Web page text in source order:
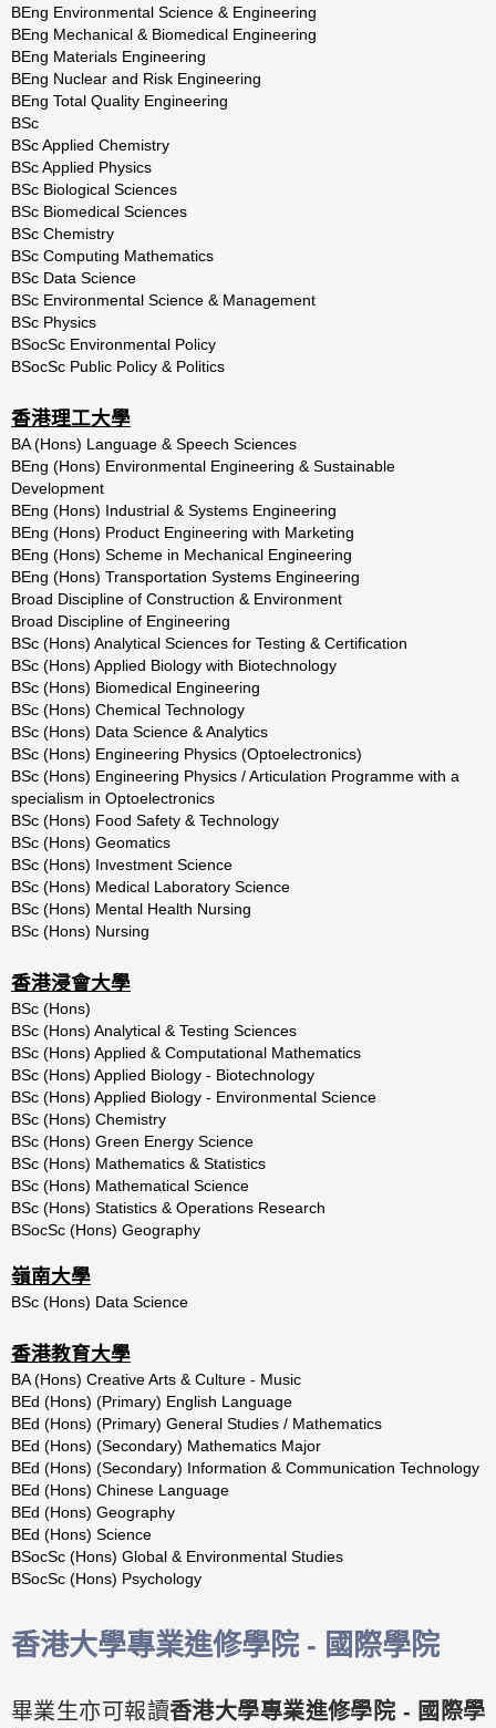
BEng Environmental Science & Engineering
BEng Mechanical & Biomedical Engineering
BEng Materials Engineering
BEng Nuclear and Risk Engineering
BEng Total Quality Engineering
BSc
BSc Applied Chemistry
BSc Applied Physics
BSc Biological Sciences
BSc Biomedical Sciences
BSc Chemistry
BSc Computing Mathematics
BSc Data Science
BSc Environmental Science & Management
BSc Physics
BSocSc Environmental Policy
BSocSc Public Policy & Politics
香港理工大學
BA (Hons) Language & Speech Sciences
BEng (Hons) Environmental Engineering & Sustainable
Development
BEng (Hons) Industrial & Systems Engineering
BEng (Hons) Product Engineering with Marketing
BEng (Hons) Scheme in Mechanical Engineering
BEng (Hons) Transportation Systems Engineering
Broad Discipline of Construction & Environment
Broad Discipline of Engineering
BSc (Hons) Analytical Sciences for Testing & Certification
BSc (Hons) Applied Biology with Biotechnology
BSc (Hons) Biomedical Engineering
BSc (Hons) Chemical Technology
BSc (Hons) Data Science & Analytics
BSc (Hons) Engineering Physics (Optoelectronics)
BSc (Hons) Engineering Physics /Articulation Programme with a
specialism in Optoelectronics
BSc (Hons) Food Safety & Technology
BSc (Hons) Geomatics
BSc (Hons) Investment Science
BSc (Hons) Medical Laboratory Science
BSc (Hons) Mental Health Nursing
BSc (Hons) Nursing
香港浸會大學
BSc (Hons)
BSc (Hons) Analytical & Testing Sciences
BSc (Hons) Applied & Computational Mathematics
BSc (Hons) Applied Biology - Biotechnology
BSc (Hons) Applied Biology - Environmental Science
BSc (Hons) Chemistry
BSc (Hons) Green Energy Science
BSc (Hons) Mathematics & Statistics
BSc (Hons) Mathematical Science
BSc (Hons) Statistics & Operations Research
BSocSc (Hons) Geography
嶺南大學
BSc (Hons) Data Science
香港教育大學
BA (Hons) CreativeArts & Culture - Music
BEd (Hons) (Primary) English Language
BEd (Hons) (Primary) General Studies / Mathematics
BEd (Hons) (Secondary) Mathematics Major
BEd (Hons) (Secondary) Information & Communication Technology
BEd (Hons) Chinese Language
BEd (Hons) Geography
BEd (Hons) Science
BSocSc (Hons) Global & Environmental Studies
BSocSc (Hons) Psychology
香港大學專業進修學院 - 國際學院
畢業生亦可報讀香港大學專業進修學院 - 國際學